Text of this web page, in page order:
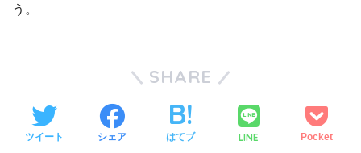
う。
SHARE
ツイート シェア はてブ LINE Pocket